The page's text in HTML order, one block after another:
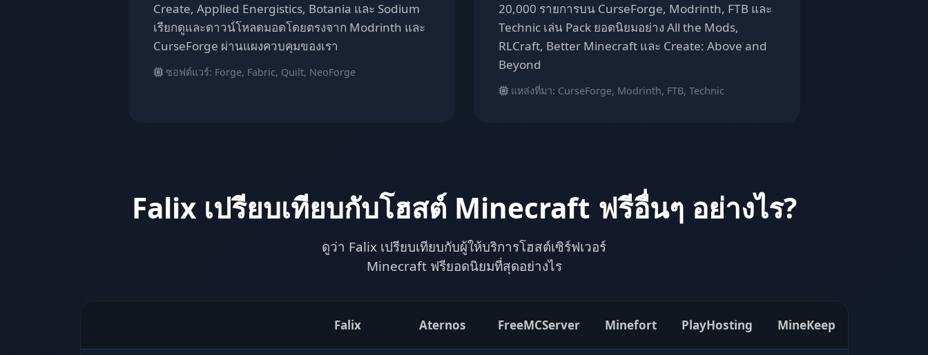
Create, Applied Energistics, Botania และ Sodium
เรียกดูและดาวน์โหลดมอดโดยตรงจาก Modrinth และ
CurseForge ผ่านแผงควบคุมของเรา
ซอฟต์แวร์: Forge, Fabric, Quilt, NeoForge
20,000 รายการบน CurseForge, Modrinth, FTB และ
Technic เล่น Pack ยอดนิยมอย่าง All the Mods,
RLCraft, Better Minecraft และ Create: Above and
Beyond
แหล่งที่มา: CurseForge, Modrinth, FTB, Technic
Falix เปรียบเทียบกับโฮสต์ Minecraft ฟรีอื่นๆ อย่างไร?
ดูว่า Falix เปรียบเทียบกับผู้ให้บริการโฮสต์เซิร์ฟเวอร์
Minecraft ฟรียอดนิยมที่สุดอย่างไร
Falix Aternos FreeMCServer Minefort PlayHosting MineKeep